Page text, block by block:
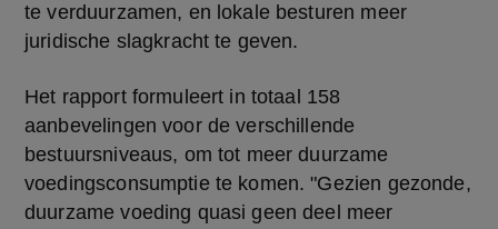
te verduurzamen, en lokale besturen meer
juridische slagkracht te geven.
Het rapport formuleert in totaal 158
aanbevelingen voor de verschillende
bestuursniveaus, om tot meer duurzame
voedingsconsumptie te komen. "Gezien gezonde,
duurzame voeding quasi geen deel meer